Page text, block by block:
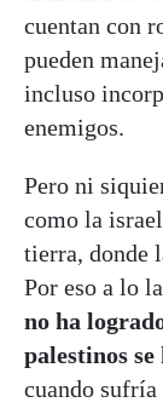
cuentan con
pueden
incluso
enemigos.
Pero ni
como la
tierra, donde
Por eso a lo
no ha
palestinos
cuando sufría